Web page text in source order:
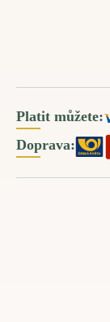
Platit můžete:
Doprava: